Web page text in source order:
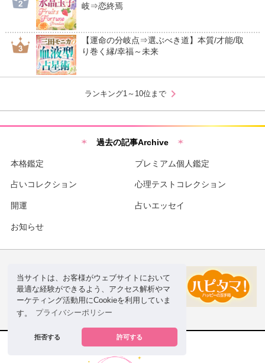
当サイトは、お客様がウェブサイトにおいて
最適な経験ができるよう、アクセス解析やマ
ーケティング活動用にCookieを利用していま
す。
プライバシーポリシー
拒否する 許可する
岐⇒恋終焉
【運命の分岐点⇒選ぶべき道】本質/才能/取
り巻く縁/幸福～未来
ランキング1～10位まで chevron_right
過去の記事Archive
本格鑑定 プレミアム個人鑑定
占いコレクション 心理テストコレクション
開運 占いエッセイ
お知らせ